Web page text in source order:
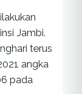
Jambi.
terus
angka
pada